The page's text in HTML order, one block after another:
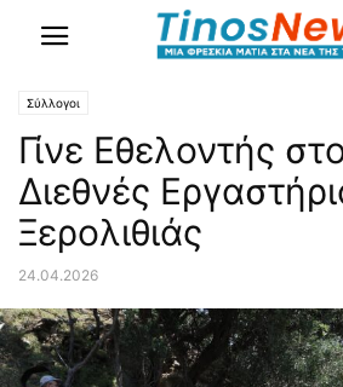
Σύλλογοι
Γίνε Εθελοντής
Διεθνές
Ξερολιθιάς
24.04.2026